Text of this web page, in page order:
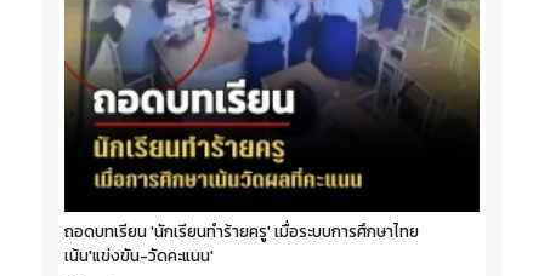
ถอดบทเรียน 'นักเรียนทำร้ายครู' เมื่อระบบการศึกษาไทย
เน้น'แข่งขัน-วัดคะแนน'